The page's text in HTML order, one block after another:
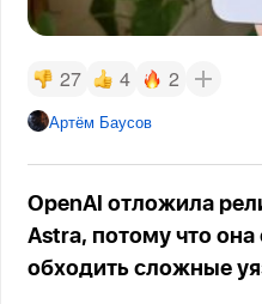
27 4 2
Артём Баусов
OpenAI отложила
Astra, потому что она
обходить сложные